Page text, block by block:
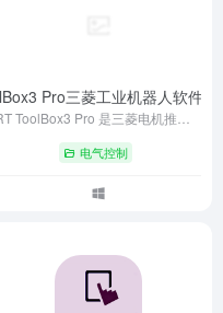
Pro三菱工业机器人软件
电气控制